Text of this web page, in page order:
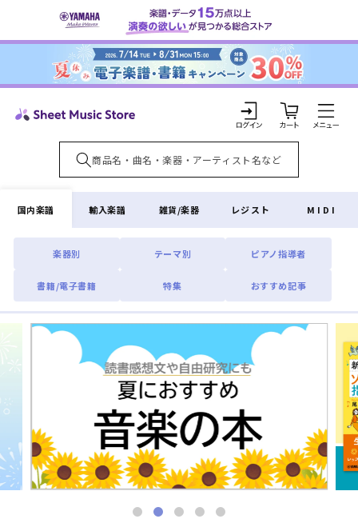
ンツに
ロ
グ
イ
ン
カ
ー
ト
国内楽譜
楽器別 テーマ別 ピアノ指導者
書籍/電子書籍 特集 おすすめ記事
輸入楽譜 雑貨/楽器 レジスト MIDI